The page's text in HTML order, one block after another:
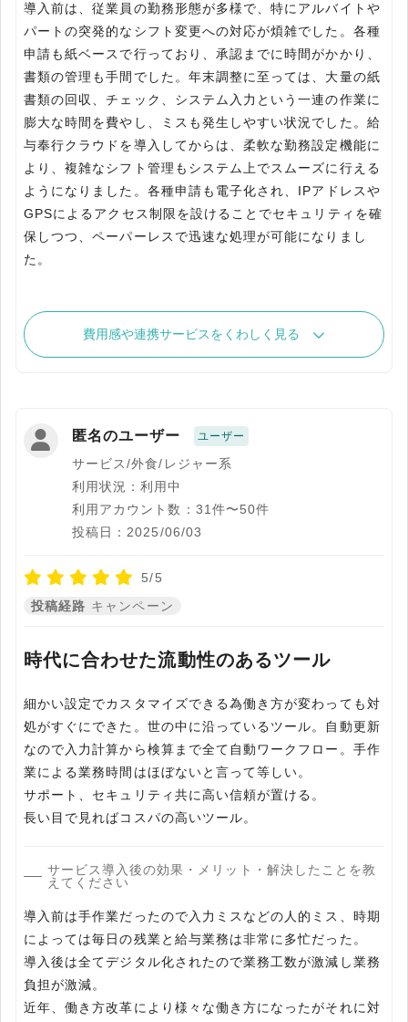
導入前は、従業員の勤務形態が多様で、特にアルバイトや
パートの突発的なシフト変更への対応が煩雑でした。各種
申請も紙ベースで行っており、承認までに時間がかかり、
書類の管理も手間でした。年末調整に至っては、大量の紙
書類の回収、チェック、システム入力という一連の作業に
膨大な時間を費やし、ミスも発生しやすい状況でした。給
与奉行クラウドを導入してからは、柔軟な勤務設定機能に
より、複雑なシフト管理もシステム上でスムーズに行える
ようになりました。各種申請も電子化され、IPアドレスや
GPSによるアクセス制限を設けることでセキュリティを確
保しつつ、ペーパーレスで迅速な処理が可能になりまし
た。
費用感や連携サービスをくわしく見る
匿名のユーザー ユーザー
サービス/外食/レジャー系
利用状況：利用中
利用アカウント数：31件〜50件
投稿日：2025/06/03
5/5
投稿経路 キャンペーン
時代に合わせた流動性のあるツール
細かい設定でカスタマイズできる為働き方が変わっても対
処がすぐにできた。世の中に沿っているツール。自動更新
なので入力計算から検算まで全て自動ワークフロー。手作
業による業務時間はほぼないと言って等しい。
サポート、セキュリティ共に高い信頼が置ける。
長い目で見ればコスパの高いツール。
サービス導入後の効果・メリット・解決したことを教
えてください
導入前は手作業だったので入力ミスなどの人的ミス、時期
によっては毎日の残業と給与業務は非常に多忙だった。
導入後は全てデジタル化されたので業務工数が激減し業務
負担が激減。
近年、働き方改革により様々な働き方になったがそれに対